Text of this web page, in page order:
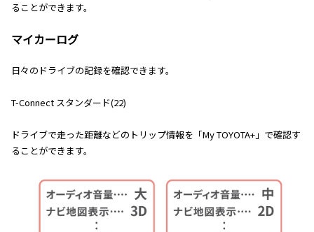
ることができます。
マイカーログ
日々のドライブの記録を確認できます。
T-Connect スタンダード(22)
ドライブで走った距離などのトリップ情報を「My TOYOTA+」で確認す
ることができます。